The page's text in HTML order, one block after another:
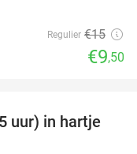
Regulier €15
€9,50
25%
uur) in hartje